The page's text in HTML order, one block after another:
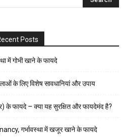
Posts
में गोभी खाने के फायदे
के लिए विशेष सावधानियां और उपाय
के फायदे – क्या यह सुरक्षित और फायदेमंद है?
गर्भावस्था में खजूर खाने के फायदे